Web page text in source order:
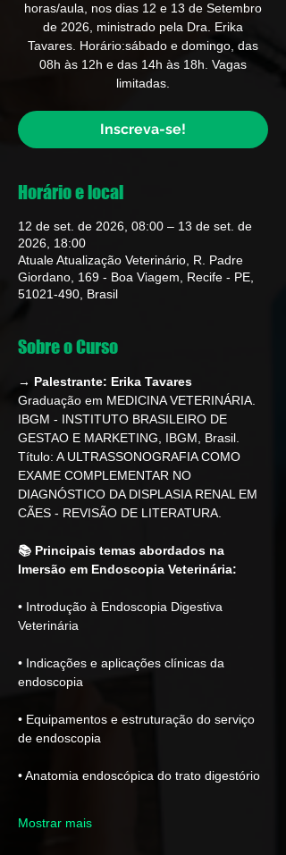
horas/aula, nos dias 12 e 13 de Setembro
de 2026, ministrado pela Dra. Erika
Tavares. Horário:sábado e domingo, das
08h às 12h e das 14h às 18h. Vagas
limitadas.
Inscreva-se!
Horário e local
12 de set. de 2026, 08:00 – 13 de set. de
2026, 18:00
Atuale Atualização Veterinário, R. Padre
Giordano, 169 - Boa Viagem, Recife - PE,
51021-490, Brasil
Sobre o Curso
→ Palestrante: Erika Tavares
Graduação em MEDICINA VETERINÁRIA.
IBGM - INSTITUTO BRASILEIRO DE
GESTAO E MARKETING, IBGM, Brasil.
Título: A ULTRASSONOGRAFIA COMO
EXAME COMPLEMENTAR NO
DIAGNÓSTICO DA DISPLASIA RENAL EM
CÃES - REVISÃO DE LITERATURA.
📚 Principais temas abordados na
Imersão em Endoscopia Veterinária:
• Introdução à Endoscopia Digestiva
Veterinária
• Indicações e aplicações clínicas da
endoscopia
• Equipamentos e estruturação do serviço
de endoscopia
• Anatomia endoscópica do trato digestório
Mostrar mais